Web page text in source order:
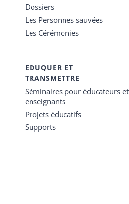
Dossiers
Les Personnes sauvées
Les Cérémonies
EDUQUER ET
TRANSMETTRE
Séminaires pour éducateurs et
enseignants
Projets éducatifs
Supports